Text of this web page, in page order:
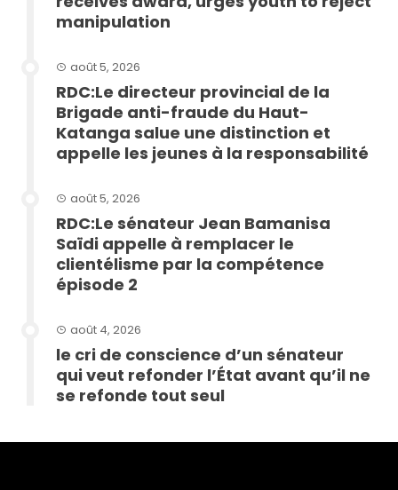
manipulation
août 5, 2026
RDC:Le directeur provincial de la
Brigade anti-fraude du Haut-
Katanga salue une distinction et
appelle les jeunes à la responsabilité
août 5, 2026
RDC:Le sénateur Jean Bamanisa
Saïdi appelle à remplacer le
clientélisme par la compétence
épisode 2
août 4, 2026
le cri de conscience d’un sénateur
qui veut refonder l’État avant qu’il ne
se refonde tout seul